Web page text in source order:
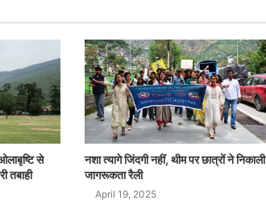
से
तबाही
नशा त्यागे जिंदगी नहीं, थीम पर छात्रों ने निकाली
जागरूकता रैली
April 19, 2025